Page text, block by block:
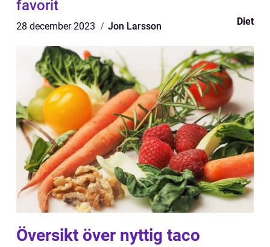
favorit
28 december 2023 Jon Larsson Diet
Översikt över nyttig taco